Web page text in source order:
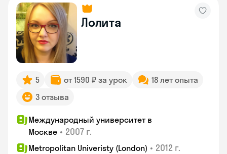
Лолита
5 от 1590 ₽ за урок
18 лет опыта
3 отзыва
Международный университет в
Москве • 2007 г.
Metropolitan Univeristy (London) • 2012 г.